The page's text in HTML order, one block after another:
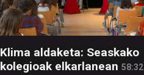
Klima aldaketa: Seaskako
kolegioak elkarlanean 58:32